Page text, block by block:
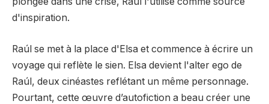
d'inspiration.
Raúl se met à la place d'Elsa et commence à écrire un
voyage qui reflète le sien. Elsa devient l'alter ego de
Raúl, deux cinéastes reflétant un même personnage.
Pourtant, cette œuvre d’autofiction a beau créer une